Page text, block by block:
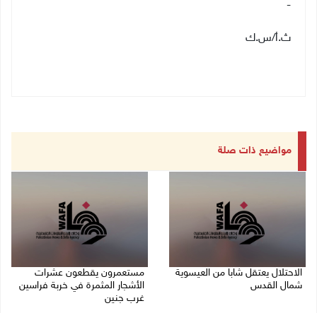
-
ث.أ/س.ك
مواضيع ذات صلة
الاحتلال يعتقل شابا من العيسوية
شمال القدس
مستعمرون يقطعون عشرات
الأشجار المثمرة في خربة فراسين
غرب جنين